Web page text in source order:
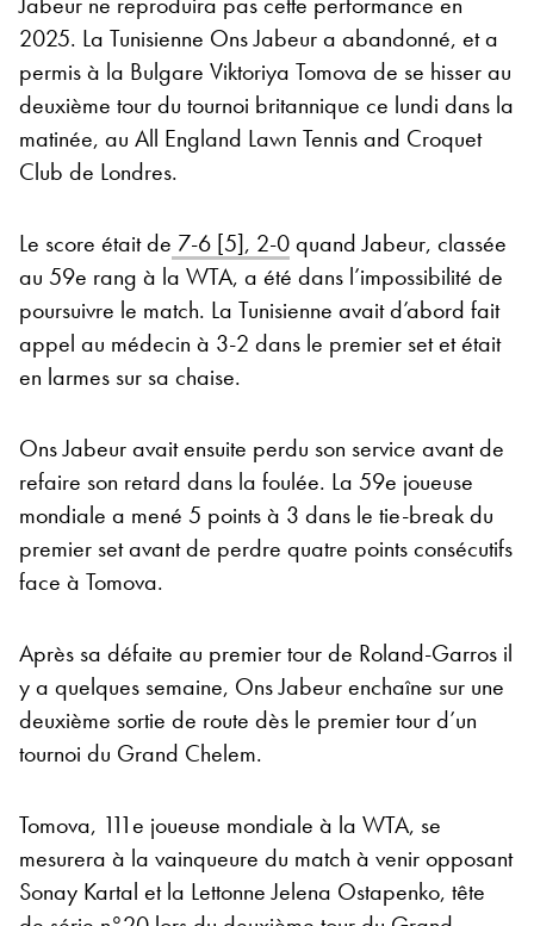
2025. La Tunisienne Ons Jabeur a abandonné, et a
permis à la Bulgare Viktoriya Tomova de se hisser au
deuxième tour du tournoi britannique ce lundi dans la
matinée, au All England Lawn Tennis and Croquet
Club de Londres.
Le score était de 7-6 [5], 2-0quand Jabeur, classée
au 59e rang à la WTA, a été dans l’impossibilité de
poursuivre le match. La Tunisienne avait d’abord fait
appel au médecin à 3-2 dans le premier set et était
en larmes sur sa chaise.
Ons Jabeur avait ensuite perdu son service avant de
refaire son retard dans la foulée. La 59e joueuse
mondiale a mené 5 points à 3 dans le tie-break du
premier set avant de perdre quatre points consécutifs
face à Tomova.
Après sa défaite au premier tour de Roland-Garros il
y a quelques semaine, Ons Jabeur enchaîne sur une
deuxième sortie de route dès le premier tour d’un
tournoi du Grand Chelem.
Tomova, 111e joueuse mondiale à la WTA, se
mesurera à la vainqueure du match à venir opposant
Sonay Kartal et la Lettonne Jelena Ostapenko, tête